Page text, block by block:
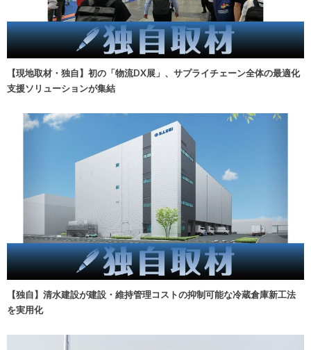
【現地取材・独自】初の「物流DX展」、サプライチェーン全体の最適化
支援ソリューションが集結
【独自】清水建設が建設・維持管理コストの抑制可能な冷蔵倉庫新工法
を実用化